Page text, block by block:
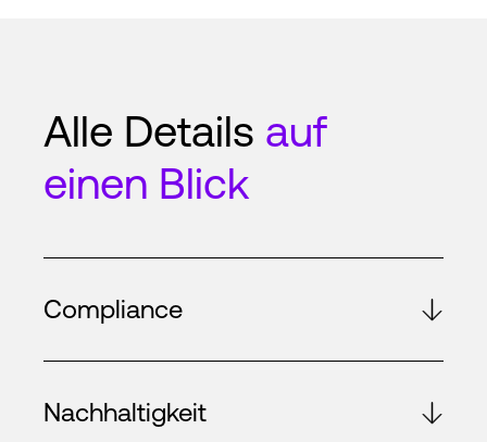
Alle Details auf
einen Blick
Compliance
Nachhaltigkeit